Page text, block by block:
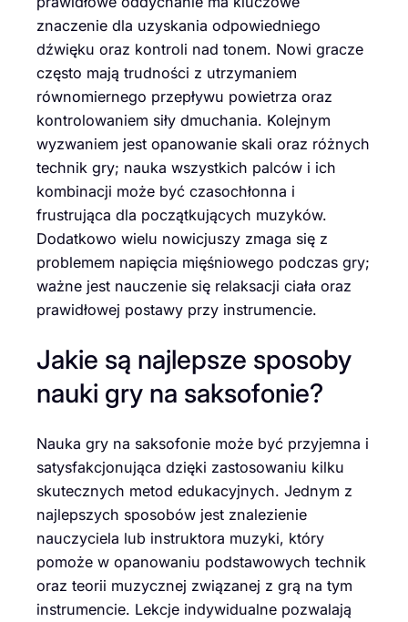
znaczenie dla uzyskania odpowiedniego
dźwięku oraz kontroli nad tonem. Nowi gracze
często mają trudności z utrzymaniem
równomiernego przepływu powietrza oraz
kontrolowaniem siły dmuchania. Kolejnym
wyzwaniem jest opanowanie skali oraz różnych
technik gry; nauka wszystkich palców i ich
kombinacji może być czasochłonna i
frustrująca dla początkujących muzyków.
Dodatkowo wielu nowicjuszy zmaga się z
problemem napięcia mięśniowego podczas gry;
ważne jest nauczenie się relaksacji ciała oraz
prawidłowej postawy przy instrumencie.
Jakie są najlepsze sposoby
nauki gry na saksofonie?
Nauka gry na saksofonie może być przyjemna i
satysfakcjonująca dzięki zastosowaniu kilku
skutecznych metod edukacyjnych. Jednym z
najlepszych sposobów jest znalezienie
nauczyciela lub instruktora muzyki, który
pomoże w opanowaniu podstawowych technik
oraz teorii muzycznej związanej z grą na tym
instrumencie. Lekcje indywidualne pozwalają